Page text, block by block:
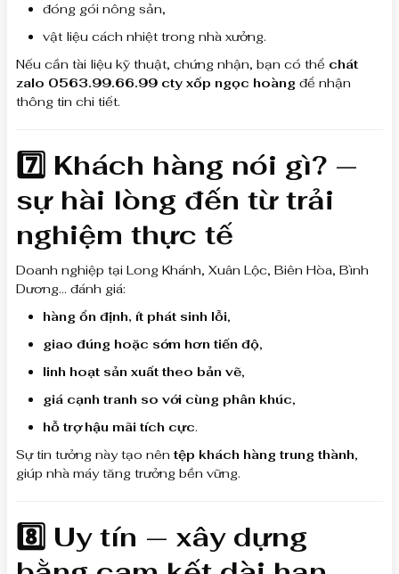
đóng gói nông sản,
vật liệu cách nhiệt trong nhà xưởng.
Nếu cần tài liệu kỹ thuật, chứng nhận, bạn có thể chát
zalo 0563.99.66.99 cty xốp ngọc hoàng để nhận
thông tin chi tiết.
7️⃣ Khách hàng nói gì? —
sự hài lòng đến từ trải
nghiệm thực tế
Doanh nghiệp tại Long Khánh, Xuân Lộc, Biên Hòa, Bình
Dương… đánh giá:
hàng ổn định, ít phát sinh lỗi,
giao đúng hoặc sớm hơn tiến độ,
linh hoạt sản xuất theo bản vẽ,
giá cạnh tranh so với cùng phân khúc,
hỗ trợ hậu mãi tích cực.
Sự tin tưởng này tạo nên tệp khách hàng trung thành,
giúp nhà máy tăng trưởng bền vững.
8️⃣ Uy tín — xây dựng